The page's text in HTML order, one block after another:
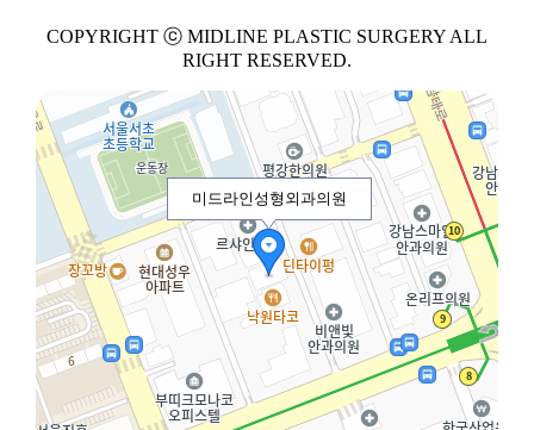
COPYRIGHT ⓒ MIDLINE PLASTIC SURGERY ALL
RIGHT RESERVED.
미드라인성형외과의원